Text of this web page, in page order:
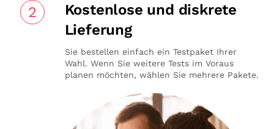
2
Kostenlose und diskrete
Lieferung
Sie bestellen einfach ein Testpaket Ihrer
Wahl. Wenn Sie weitere Tests im Voraus
planen möchten, wählen Sie mehrere Pakete.